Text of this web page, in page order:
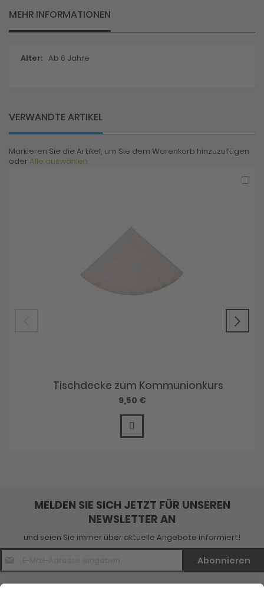
MEHR INFORMATIONEN
Mehr
Ab 6 Jahre
VERWANDTE ARTIKEL
Markieren Sie die Artikel, um Sie dem Warenkorb hinzuzufügen
oderAlle auswählen
In
Tischdecke zum Kommunionkurs
9,50 €
MELDEN SIE SICH JETZT FÜR UNSEREN
NEWSLETTER AN
und seien Sie immer über aktuelle Angebote informiert!
E-
Adresse
*
Abonnieren